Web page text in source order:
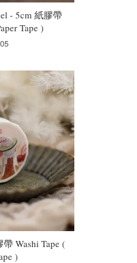
- 5cm 紙膠帶
Tape )
Washi Tape (
)